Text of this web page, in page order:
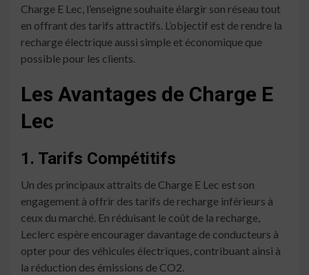
Charge E Lec, l’enseigne souhaite élargir son réseau tout
en offrant des tarifs attractifs. L’objectif est de rendre la
recharge électrique aussi simple et économique que
possible pour les clients.
Les Avantages de Charge E
Lec
1. Tarifs Compétitifs
Un des principaux attraits de Charge E Lec est son
engagement à offrir des tarifs de recharge inférieurs à
ceux du marché. En réduisant le coût de la recharge,
Leclerc espère encourager davantage de conducteurs à
opter pour des véhicules électriques, contribuant ainsi à
la réduction des émissions de CO2.